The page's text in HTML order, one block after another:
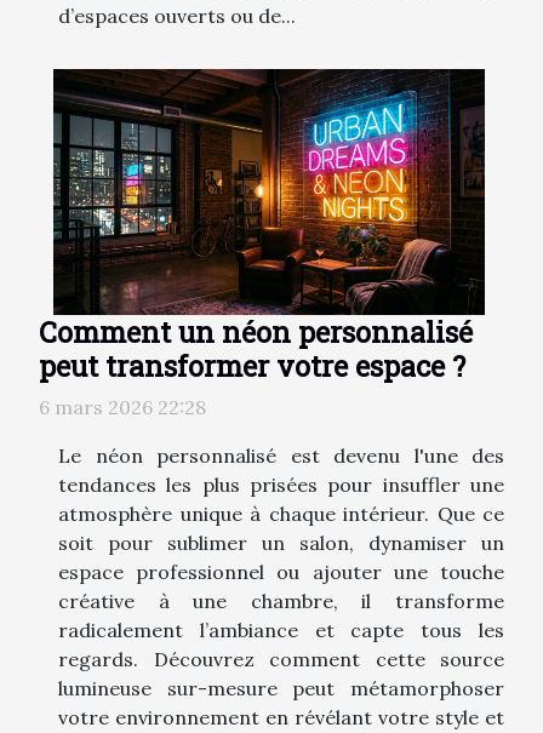
d’espaces ouverts ou de...
Comment un néon personnalisé
peut transformer votre espace ?
6 mars 2026 22:28
Le néon personnalisé est devenu l'une des
tendances les plus prisées pour insuffler une
atmosphère unique à chaque intérieur. Que ce
soit pour sublimer un salon, dynamiser un
espace professionnel ou ajouter une touche
créative à une chambre, il transforme
radicalement l’ambiance et capte tous les
regards. Découvrez comment cette source
lumineuse sur-mesure peut métamorphoser
votre environnement en révélant votre style et